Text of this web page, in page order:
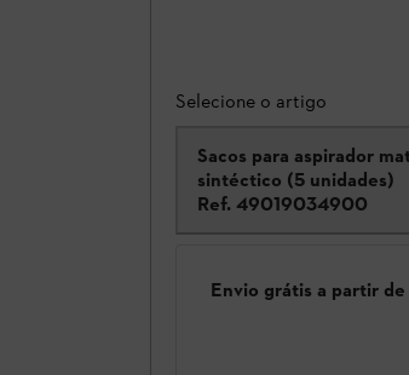
Selecione o artigo
Sacos para aspirador
sintéctico (5 unidades)
Ref. 49019034900
Envio grátis a partir